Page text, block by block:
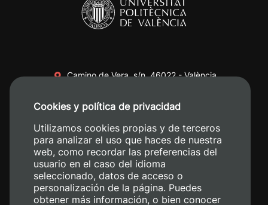
Camino de Vera, s/n. 46022 - València
+34 620 04 00 50
Cookies y política de privacidad
Utilizamos cookies propias y de terceros
para analizar el uso que haces de nuestra
web, como recordar las preferencias del
usuario en el caso del idioma
seleccionado, datos de acceso o
personalización de la página. Puedes
obtener más información, o bien conocer